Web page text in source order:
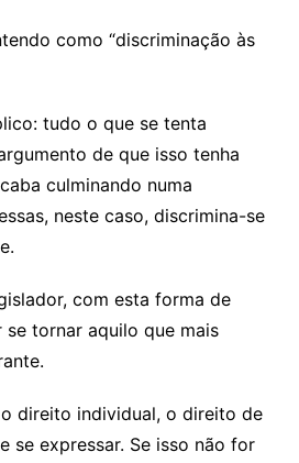
como “discriminação às
o que se tenta
de que isso tenha
culminando numa
neste caso, discrimina-se
com esta forma de
tornar aquilo que mais
direito individual, o direito de
se expressar. Se isso não for